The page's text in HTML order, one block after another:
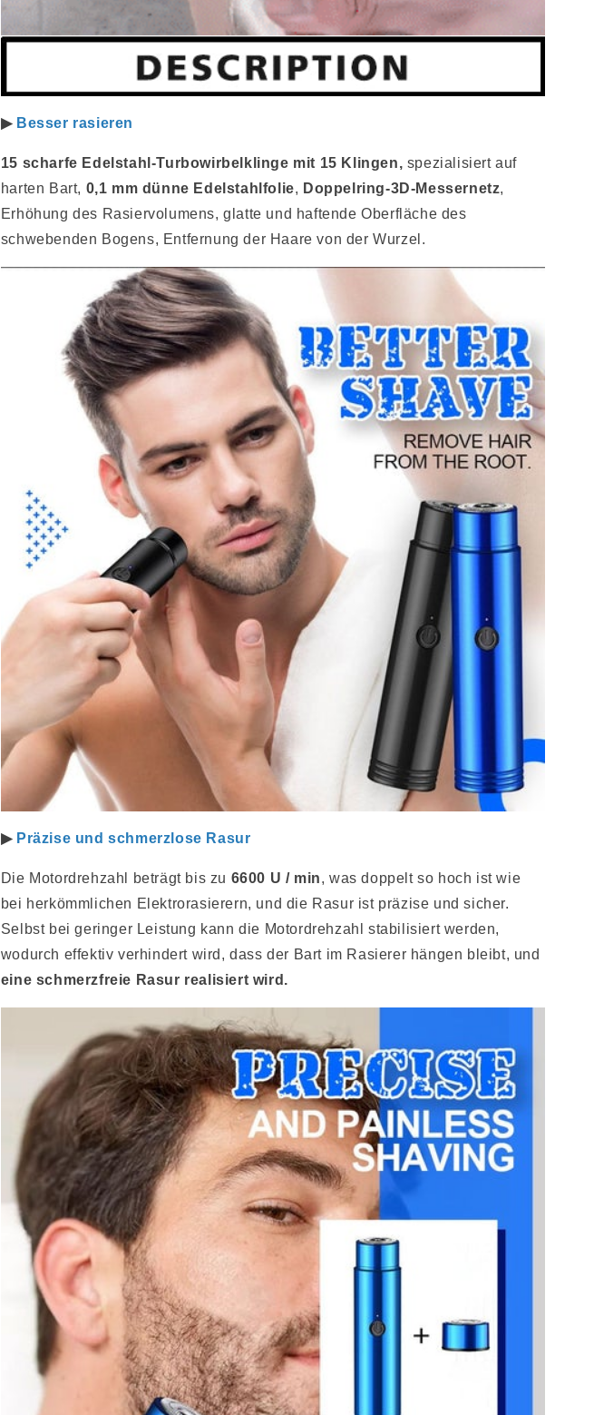
▶ Besser rasieren
15 scharfe Edelstahl-Turbowirbelklinge mit 15 Klingen, spezialisiert auf
harten Bart, 0,1 mm dünne Edelstahlfolie, Doppelring-3D-Messernetz,
Erhöhung des Rasiervolumens, glatte und haftende Oberfläche des
schwebenden Bogens, Entfernung der Haare von der Wurzel.
▶ Präzise und schmerzlose Rasur
Die Motordrehzahl beträgt bis zu 6600 U / min, was doppelt so hoch ist wie
bei herkömmlichen Elektrorasierern, und die Rasur ist präzise und sicher.
Selbst bei geringer Leistung kann die Motordrehzahl stabilisiert werden,
wodurch effektiv verhindert wird, dass der Bart im Rasierer hängen bleibt, und
eine schmerzfreie Rasur realisiert wird.